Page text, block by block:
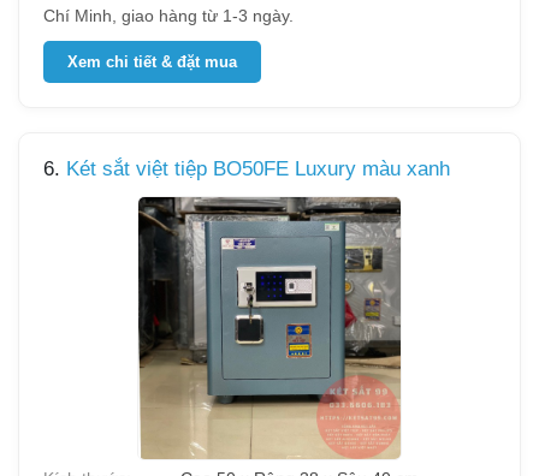
Chí Minh, giao hàng từ 1-3 ngày.
Xem chi tiết & đặt mua
6. Két sắt việt tiệp BO50FE Luxury màu xanh